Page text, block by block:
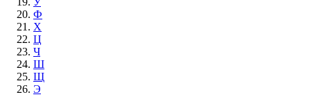
Ф
Х
Ц
Ч
Ш
Щ
Э